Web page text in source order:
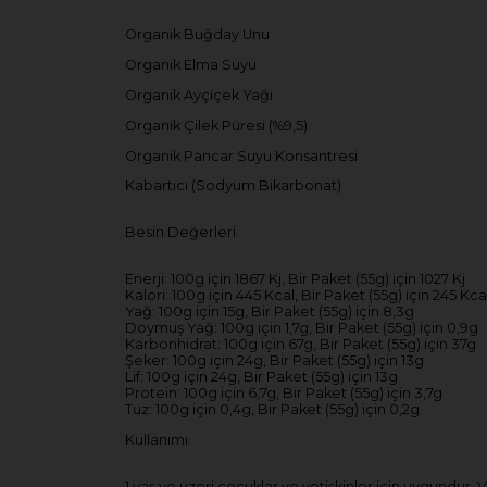
Organik Buğday Unu
Organik Elma Suyu
Organik Ayçiçek Yağı
Organik Çilek Püresi (%9,5)
Organik Pancar Suyu Konsantresi
Kabartıcı (Sodyum Bikarbonat)
Besin Değerleri
Enerji: 100g için 1867 Kj, Bir Paket (55g) için 1027 Kj
Kalori: 100g için 445 Kcal, Bir Paket (55g) için 245 Kcal
Yağ: 100g için 15g, Bir Paket (55g) için 8,3g
Doymuş Yağ: 100g için 1,7g, Bir Paket (55g) için 0,9g
Karbonhidrat: 100g için 67g, Bir Paket (55g) için 37g
Şeker: 100g için 24g, Bir Paket (55g) için 13g
Lif: 100g için 24g, Bir Paket (55g) için 13g
Protein: 100g için 6,7g, Bir Paket (55g) için 3,7g
Tuz: 100g için 0,4g, Bir Paket (55g) için 0,2g
Kullanımı